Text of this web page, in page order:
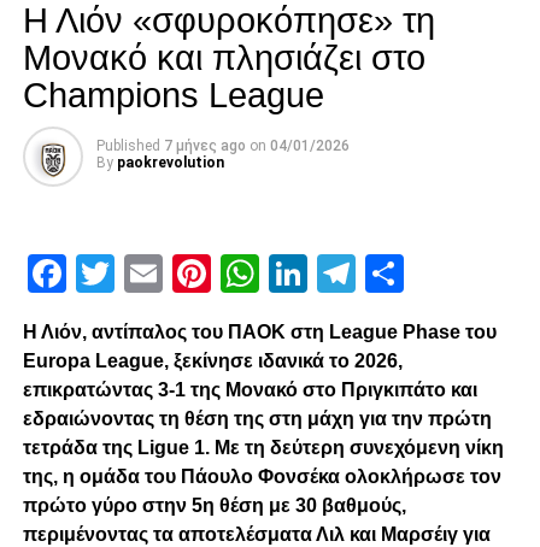
Αναλυτικά η ανακοίνωση της Αστυνομίας:
Στη δημοσιότητα δόθηκε απόφαση του αστυνομικού
διευθυντή Ακαρνανίας Δημήτρη Γαλαζούλα αναφορικά με
τα μέτρα τήρησης της τάξης κατά τη διεξαγωγή του αγώνα
ποδοσφαίρου για την 16η αγωνιστική του
πρωταθλήματος της Super League μεταξύ των
στο Αγρίνιο.
ADVERTISEMENT
Η Π.Α.Ε. Παναιτωλικός (γηπεδούχος) να εκδώσει έως
τέσσερις χιλιάδες διακόσια εβδομήντα πέντε (4.275)
εισιτήρια, συμπεριλαμβανομένων των προβλεπόμενων
Η Λιόν «σφυροκόπησε» τη
Μονακό και πλησιάζει στο
Champions League
Published 7 μήνες ago on 04/01/2026
By paokrevolution
Facebook
Twitter
EmailPinterest
WhatsApp
LinkedIn
Telegram
Η Λιόν, αντίπαλος του ΠΑΟΚ στη League Phase του
Europa League, ξεκίνησε ιδανικά το 2026,
επικρατώντας 3-1 της Μονακό στο Πριγκιπάτο και
εδραιώνοντας τη θέση της στη μάχη για την πρώτη
τετράδα της Ligue 1. Με τη δεύτερη συνεχόμενη νίκη
της, η ομάδα του Πάουλο Φονσέκα ολοκλήρωσε τον
πρώτο γύρο στην 5η θέση με 30 βαθμούς,
περιμένοντας τα αποτελέσματα Λιλ και Μαρσέιγ για